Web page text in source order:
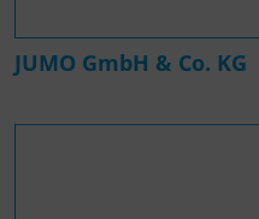
JUMO GmbH & Co. KG